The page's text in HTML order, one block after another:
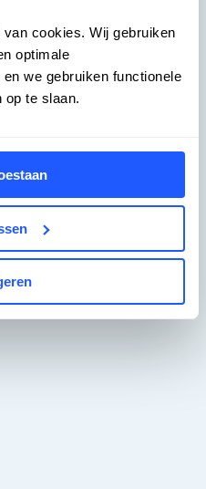
cookies. Wij gebruiken
optimale
we gebruiken functionele
op te slaan.
Soon